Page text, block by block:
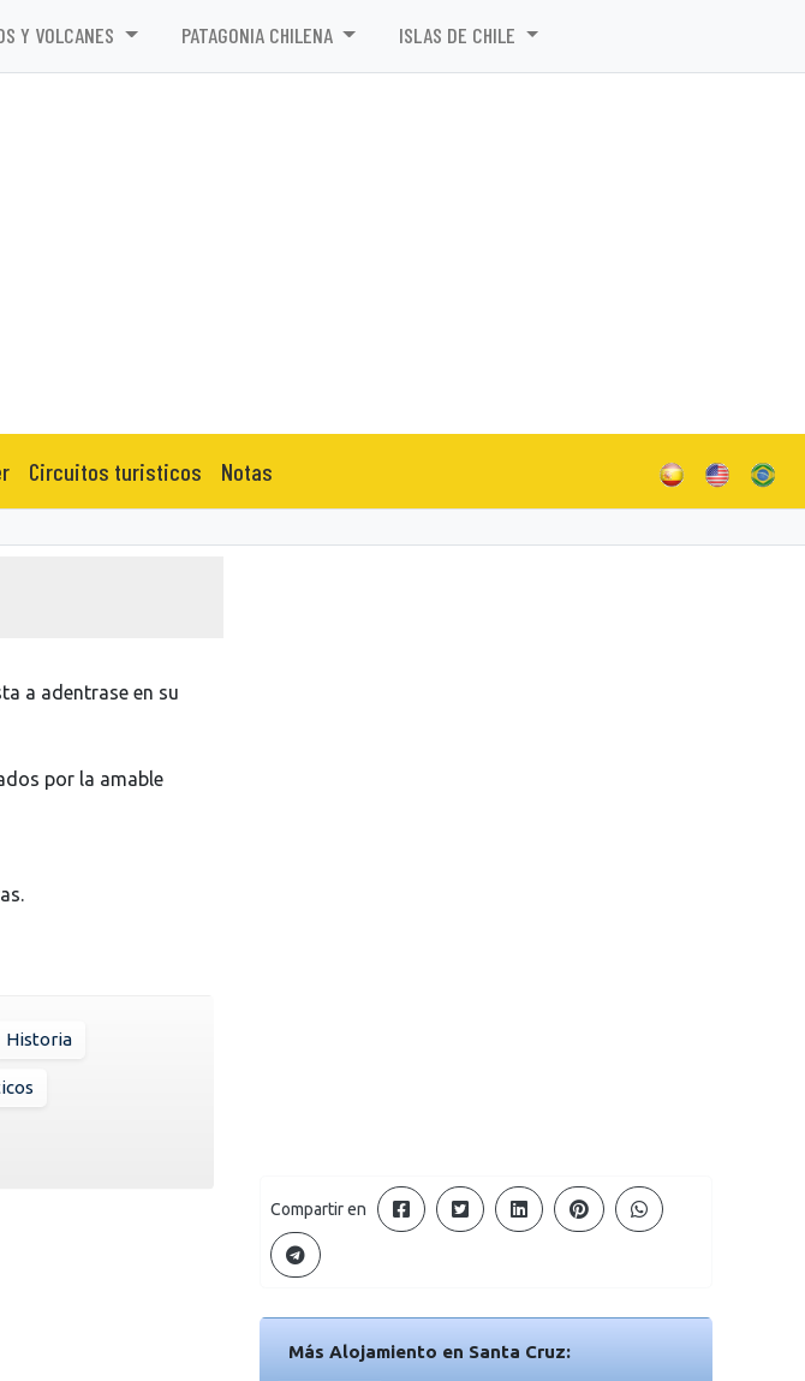
Y VOLCANES PATAGONIA CHILENA ISLAS DE CHILE
Circuitos turisticos Notas
a adentrase en su
por la amable
Historia
Compartir en
Más Alojamiento en Santa Cruz: